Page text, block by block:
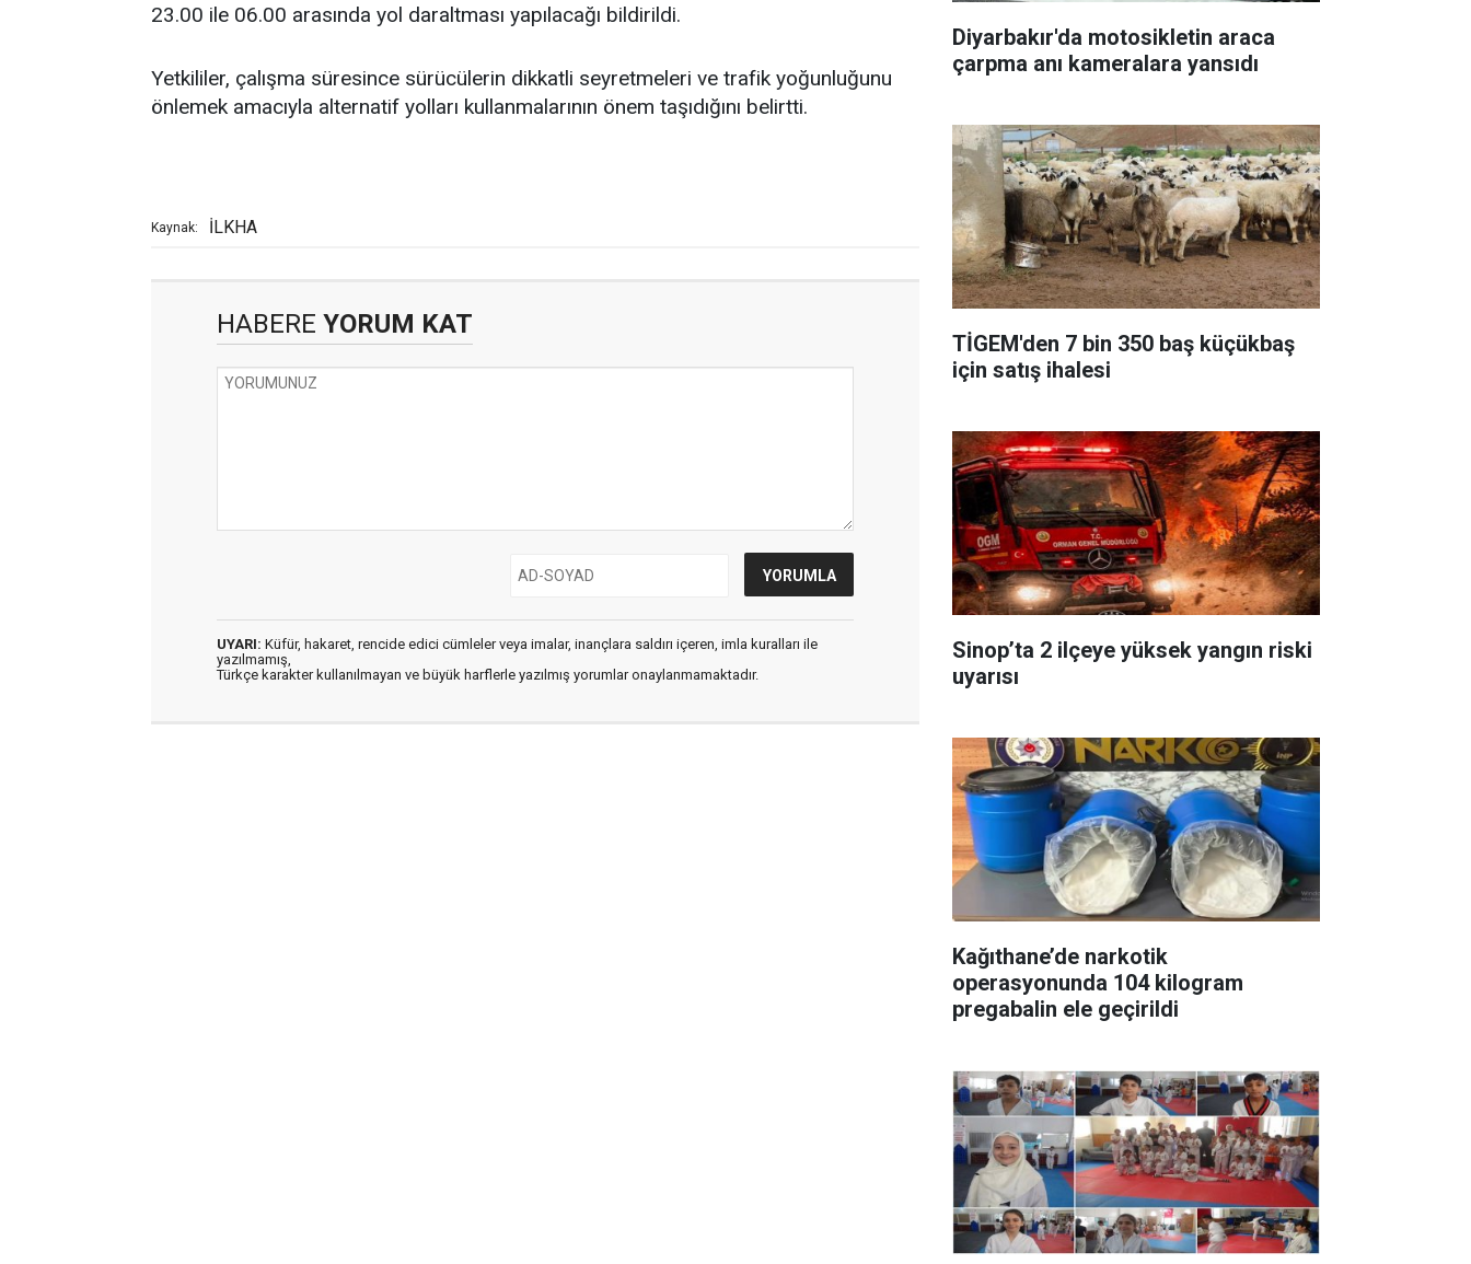
23.00 ile 06.00 arasında yol daraltması yapılacağı bildirildi.
Yetkililer, çalışma süresince sürücülerin dikkatli seyretmeleri ve trafik yoğunluğunu
önlemek amacıyla alternatif yolları kullanmalarının önem taşıdığını belirtti.
Kaynak: İLKHA
HABERE YORUM KAT
UYARI: Küfür, hakaret, rencide edici cümleler veya imalar, inançlara saldırı içeren, imla kuralları ile
yazılmamış,
Türkçe karakter kullanılmayan ve büyük harflerle yazılmış yorumlar onaylanmamaktadır.
Diyarbakır'da motosikletin araca
çarpma anı kameralara yansıdı
TİGEM'den 7 bin 350 baş küçükbaş
için satış ihalesi
Sinop’ta 2 ilçeye yüksek yangın riski
uyarısı
Kağıthane’de narkotik
operasyonunda 104 kilogram
pregabalin ele geçirildi